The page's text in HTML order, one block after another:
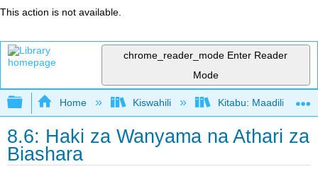
This action is not available.
chrome_reader_mode Enter Reader
Mode
Expand/collapse global hierarchy
Home Kiswahili Kitabu: Maadili ya
8.6: Haki za Wanyama na Athari za
Biashara